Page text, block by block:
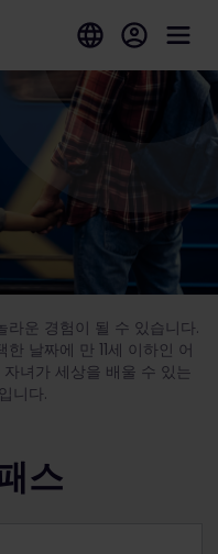
라운 경험이 될 수 있습니다.
날짜에 만 11세 이하인 어
녀가 세상을 배울 수 있는
니다.
스